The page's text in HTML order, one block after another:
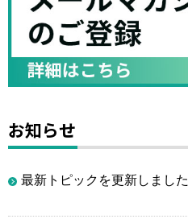
お知らせ
最新トピックを更新しました